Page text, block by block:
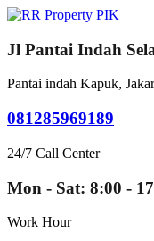
Jl Pantai Indah
Pantai indah Kapuk,
081285969189
24/7 Call Center
Mon - Sat: 8:00 -
Work Hour